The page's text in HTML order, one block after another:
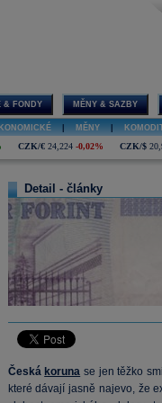
& FONDY MĚNY & SAZBY
MĚNY
CZK/€ 24,224 -0,02% CZK/$
Detail - články
Česká koruna se jen těžko
které dávají jasně najevo, že